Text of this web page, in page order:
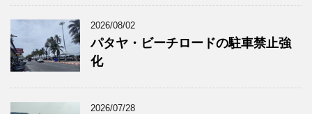
2026/08/02
パタヤ・ビーチロードの駐車禁止強
化
2026/07/28